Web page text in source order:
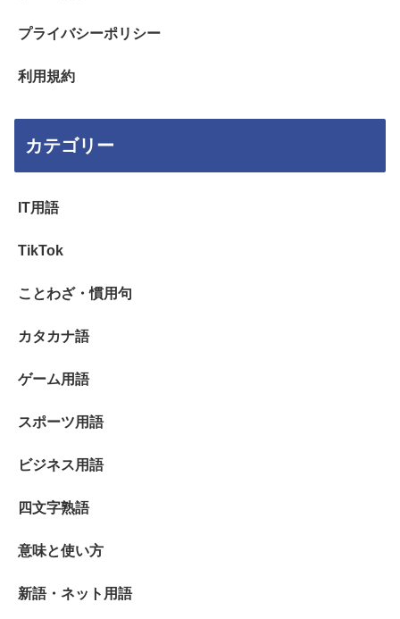
プライバシーポリシー
利用規約
カテゴリー
IT用語
TikTok
ことわざ・慣用句
カタカナ語
ゲーム用語
スポーツ用語
ビジネス用語
四文字熟語
意味と使い方
新語・ネット用語